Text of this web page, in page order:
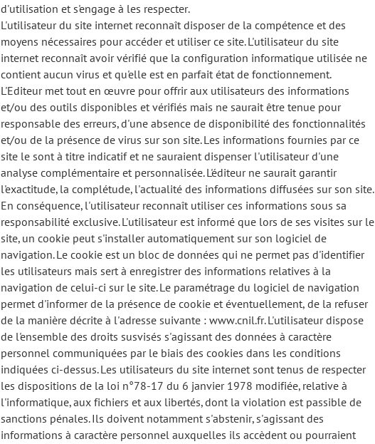
d'utilisation et s'engage à les respecter.
L'utilisateur du site internet reconnaît disposer de la compétence et des
moyens nécessaires pour accéder et utiliser ce site. L'utilisateur du site
internet reconnaît avoir vérifié que la configuration informatique utilisée ne
contient aucun virus et qu'elle est en parfait état de fonctionnement.
L'Editeur met tout en œuvre pour offrir aux utilisateurs des informations
et/ou des outils disponibles et vérifiés mais ne saurait être tenue pour
responsable des erreurs, d'une absence de disponibilité des fonctionnalités
et/ou de la présence de virus sur son site. Les informations fournies par ce
site le sont à titre indicatif et ne sauraient dispenser l'utilisateur d'une
analyse complémentaire et personnalisée. L'éditeur ne saurait garantir
l'exactitude, la complétude, l'actualité des informations diffusées sur son site.
En conséquence, l'utilisateur reconnaît utiliser ces informations sous sa
responsabilité exclusive. L'utilisateur est informé que lors de ses visites sur le
site, un cookie peut s'installer automatiquement sur son logiciel de
navigation. Le cookie est un bloc de données qui ne permet pas d'identifier
les utilisateurs mais sert à enregistrer des informations relatives à la
navigation de celui-ci sur le site. Le paramétrage du logiciel de navigation
permet d'informer de la présence de cookie et éventuellement, de la refuser
de la manière décrite à l'adresse suivante : www.cnil.fr. L'utilisateur dispose
de l'ensemble des droits susvisés s'agissant des données à caractère
personnel communiquées par le biais des cookies dans les conditions
indiquées ci-dessus. Les utilisateurs du site internet sont tenus de respecter
les dispositions de la loi n°78-17 du 6 janvier 1978 modifiée, relative à
l'informatique, aux fichiers et aux libertés, dont la violation est passible de
sanctions pénales. Ils doivent notamment s'abstenir, s'agissant des
informations à caractère personnel auxquelles ils accèdent ou pourraient